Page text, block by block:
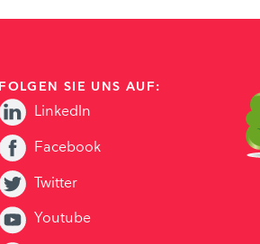
FOLGEN SIE UNS AUF:
LinkedIn
Facebook
Twitter
Youtube